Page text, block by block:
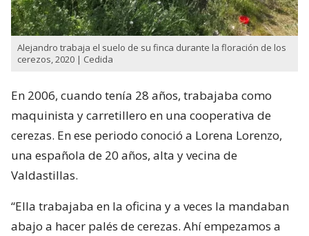
Alejandro trabaja el suelo de su finca durante la floración de los
cerezos, 2020 | Cedida
En 2006, cuando tenía 28 años, trabajaba como
maquinista y carretillero en una cooperativa de
cerezas. En ese periodo conoció a Lorena Lorenzo,
una española de 20 años, alta y vecina de
Valdastillas.
“Ella trabajaba en la oficina y a veces la mandaban
abajo a hacer palés de cerezas. Ahí empezamos a